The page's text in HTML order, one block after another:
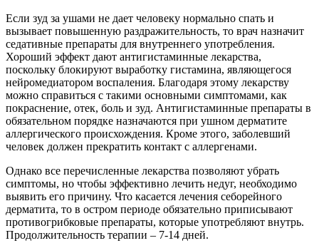
Если зуд за ушами не дает человеку нормально спать и
вызывает повышенную раздражительность, то врач назначит
седативные препараты для внутреннего употребления.
Хороший эффект дают антигистаминные лекарства,
поскольку блокируют выработку гистамина, являющегося
нейромедиатором воспаления. Благодаря этому лекарству
можно справиться с такими основными симптомами, как
покраснение, отек, боль и зуд. Антигистаминные препараты в
обязательном порядке назначаются при ушном дерматите
аллергического происхождения. Кроме этого, заболевший
человек должен прекратить контакт с аллергенами.
Однако все перечисленные лекарства позволяют убрать
симптомы, но чтобы эффективно лечить недуг, необходимо
выявить его причину. Что касается лечения себорейного
дерматита, то в остром периоде обязательно приписывают
противогрибковые препараты, которые употребляют внутрь.
Продолжительность терапии – 7-14 дней.